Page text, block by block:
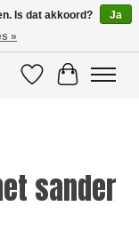
VerlanglijstWinkelwagen
sander
Is dat akkoord?
Ja
»